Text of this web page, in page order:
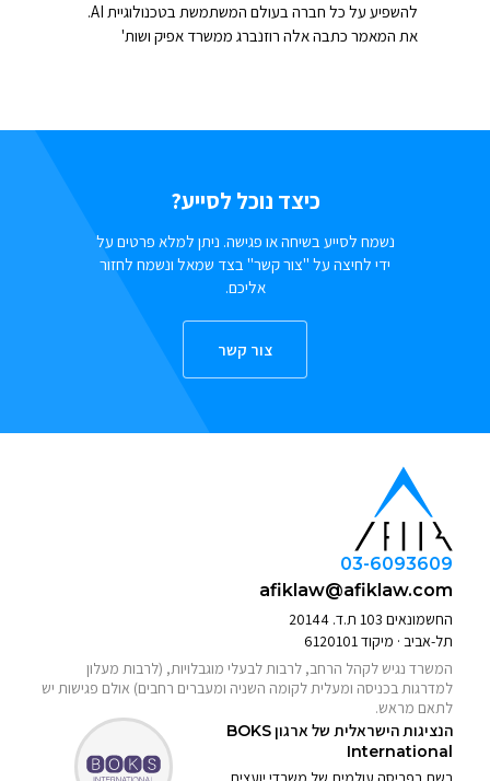
להשפיע על כל חברה בעולם המשתמשת בטכנולוגיית AI.
את המאמר כתבה אלה רוזנברג ממשרד אפיק ושות'
כיצד נוכל לסייע?
נשמח לסייע בשיחה או פגישה. ניתן למלא פרטים על
ידי לחיצה על "צור קשר" בצד שמאל ונשמח לחזור
אליכם.
צור קשר
03-6093609
afiklaw@afiklaw.com
החשמונאים 103 ת.ד. 20144
תל-אביב · מיקוד 6120101
המשרד נגיש לקהל הרחב, לרבות לבעלי מוגבלויות, (לרבות מעלון
למדרגות בכניסה ומעלית לקומה השניה ומעברים רחבים) אולם פגישות יש
לתאם מראש.
הנציגות הישראלית של ארגוןBOKS
International